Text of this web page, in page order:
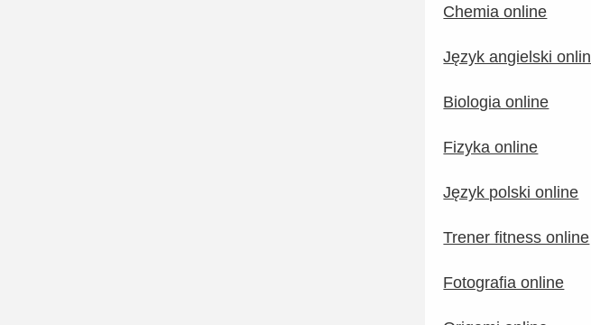
Chemia online
Język angielski
Biologia online
Fizyka online
Język polski online
Trener fitness online
Fotografia online